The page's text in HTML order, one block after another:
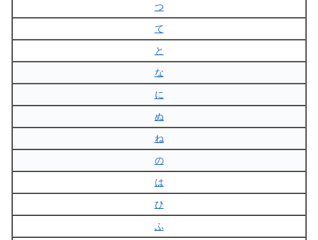
つ
て
と
な
に
ぬ
ね
の
は
ひ
ふ